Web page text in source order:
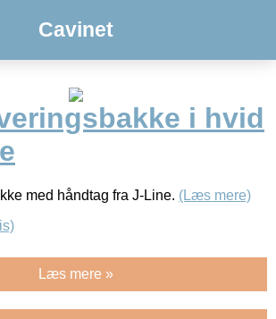
Cavinet
i hvid
med håndtag fra J-Line. (Læs mere)
Læs mere »